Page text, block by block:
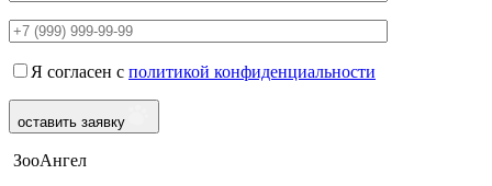
Я согласен с политикой конфиденциальности
оставить заявку
ЗооАнгел